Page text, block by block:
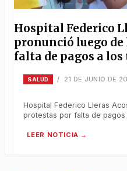
Hospital Federico
pronunció luego
falta de pagos a
SALUD / 21 DE JUNIO DE
Hospital Federico Lleras
protestas por falta de